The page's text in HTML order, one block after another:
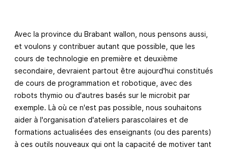
Avec la province du Brabant wallon, nous pensons aussi,
et voulons y contribuer autant que possible, que les
cours de technologie en première et deuxième
secondaire, devraient partout être aujourd'hui constitués
de cours de programmation et robotique, avec des
robots thymio ou d'autres basés sur le microbit par
exemple. Là où ce n'est pas possible, nous souhaitons
aider à l'organisation d'ateliers parascolaires et de
formations actualisées des enseignants (ou des parents)
à ces outils nouveaux qui ont la capacité de motiver tant